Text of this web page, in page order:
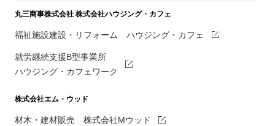
丸三商事株式会社 株式会社ハウジング・カフェ
福祉施設建設・リフォーム ハウジング・カフェ
就労継続支援B型事業所
ハウジング・カフェワーク
株式会社エム・ウッド
材木・建材販売 株式会社Mウッド